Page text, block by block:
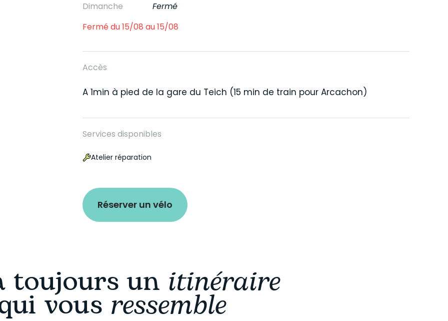
Dimanche
Fermé
Fermé du 15/08 au 15/08
Accès
A 1min à pied de la gare du Teich (15 min de train pour Arcachon)
Services disponibles
Atelier réparation
Réserver un vélo
toujours un itinéraire
vous ressemble